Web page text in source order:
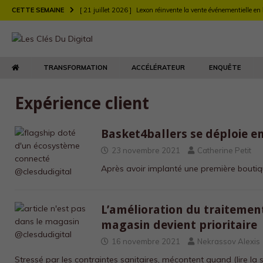
CETTE SEMAINE [ 21 juillet 2026 ] Lexon réinvente la vente événementielle en
TRANSFORMATION
[ 21 juillet 2026 ] Le retour produit : un enjeu de relation client
[ 21 juillet 2026 ] Agents d’IA : l’Autorité de la concurrence
[ 21 juillet 2026 ] Maison Kitsuné double sa vitesse de
TRANSFORMATION ACCÉLÉRATEUR ENQUÊTE
Expérience client
Basket4ballers se déploie
23 novembre 2021 Catherine Petit
Après avoir implanté une première
L’amélioration du
magasin devient prioritaire
16 novembre 2021 Nekrassov Alexis
Stressé par les contraintes sanitaires, mécontent quand (lire la